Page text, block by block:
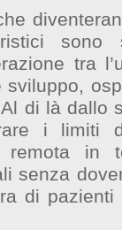
sono
tra
di là dallo
i limiti
remota in
senza
di